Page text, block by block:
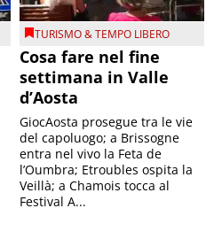
TURISMO & TEMPO LIBERO
Cosa fare nel fine
settimana in Valle
d’Aosta
GiocAosta prosegue tra le vie
del capoluogo; a Brissogne
entra nel vivo la Feta de
l’Oumbra; Etroubles ospita la
Veillà; a Chamois tocca al
Festival A...